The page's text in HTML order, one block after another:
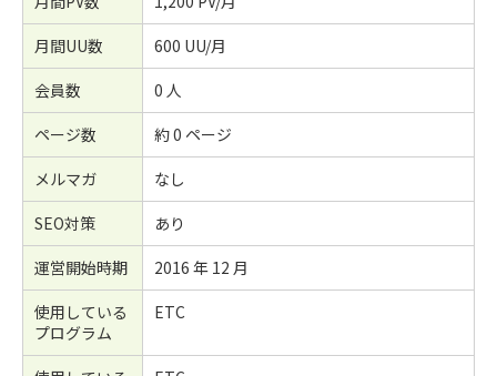
月間UU数
600 UU/月
会員数
0 人
ページ数
約 0 ページ
メルマガ
なし
SEO対策
あり
運営開始時期
2016 年 12 月
使用している
プログラム
ETC